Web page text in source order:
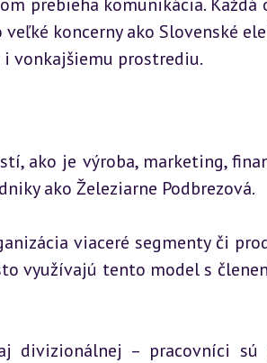
koncerny ako Slovenské
vonkajšiemu prostrediu.
ako je výroba, marketing,
ako Železiarne Podbrezová.
viaceré segmenty či
využívajú tento model s
divizionálnej – pracovníci sú